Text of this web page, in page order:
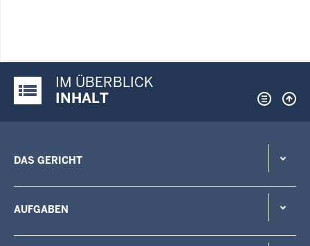
Justiz-Portal im Überblick:
IM ÜBERBLICK
INHALT
DAS GERICHT
AUFGABEN